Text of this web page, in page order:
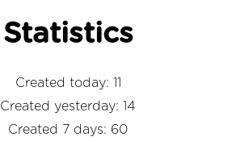
Statistics
Created today: 11
Created yesterday: 14
Created 7 days: 60